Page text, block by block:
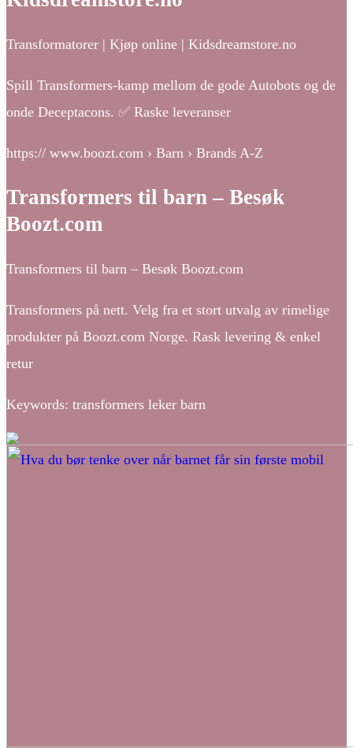
Transformatorer | Kjøp online | Kidsdreamstore.no
Spill Transformers-kamp mellom de gode Autobots og de
onde Deceptacons. ✅ Raske leveranser
https:// www.boozt.com › Barn › Brands A-Z
Transformers til barn – Besøk
Boozt.com
Transformers til barn – Besøk Boozt.com
Transformers på nett. Velg fra et stort utvalg av rimelige
produkter på Boozt.com Norge. Rask levering & enkel
retur
Keywords: transformers leker barn